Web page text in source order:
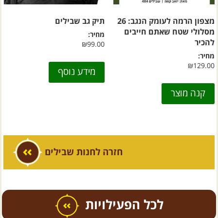
מצפון הרמה לעומק הנגב: 26
מסלולי שטח שאתם חייבים
להכיר
מחיר:
₪129.00
קנה מוצר
תיק גב שבילים
מחיר:
₪99.00
מידע נוסף
חזרה לחנות שבילים
כל הפעילויות